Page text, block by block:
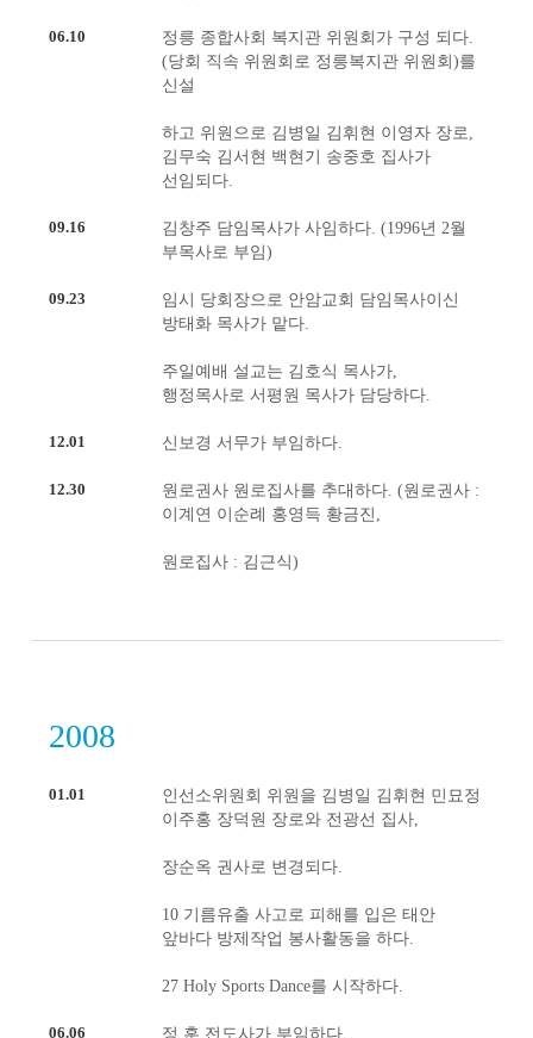
06.10
정릉 종합사회 복지관 위원회가 구성 되다.
(당회 직속 위원회로 정릉복지관 위원회)를
신설
하고 위원으로 김병일 김휘현 이영자 장로,
김무숙 김서현 백현기 송중호 집사가
선임되다.
09.16
김창주 담임목사가 사임하다. (1996년 2월
부목사로 부임)
09.23
임시 당회장으로 안암교회 담임목사이신
방태화 목사가 맡다.
주일예배 설교는 김호식 목사가,
행정목사로 서평원 목사가 담당하다.
12.01 신보경 서무가 부임하다.
12.30
원로권사 원로집사를 추대하다. (원로권사 :
이계연 이순례 홍영득 황금진,
원로집사 : 김근식)
2008
01.01
인선소위원회 위원을 김병일 김휘현 민묘정
이주홍 장덕원 장로와 전광선 집사,
장순옥 권사로 변경되다.
10 기름유출 사고로 피해를 입은 태안
앞바다 방제작업 봉사활동을 하다.
27 Holy Sports Dance를 시작하다.
06.06 정 훈 전도사가 부임하다.